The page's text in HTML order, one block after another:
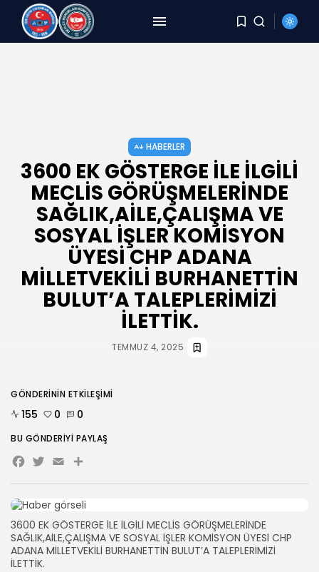
Yorgunluk,...
AĞUSTOS 6, 2026
HABERLER
DEMİREL: TÜİK Rakam Yazıyor,
Millet Bedel...
AĞUSTOS 4, 2026
HABERLER
YER DEĞİŞTİRME TALEBİ
KARŞILANMAYAN PERSONELE
BECAYİŞ...
AĞUSTOS 3, 2026
HABERLER
ANKARA 2. NOLU ŞUBESİ 1.
BIZI TAKIP
HABERLER
3600 EK GÖSTERGE İLE İLGİLİ
MECLİS GÖRÜŞMELERİNDE
SAĞLIK,AİLE,ÇALIŞMA VE
SOSYAL İŞLER KOMİSYON
ÜYESİ CHP ADANA
MİLLETVEKİLİ BURHANETTİN
BULUT’A TALEPLERİMİZİ
İLETTİK.
TEMMUZ 4, 2025
3600 EK GÖSTERGE İLE İLGİLİ MECLİS GÖRÜŞMELERİNDE
SAĞLIK,AİLE,ÇALIŞMA VE SOSYAL İŞLER KOMİSYON ÜYESİ CHP
ADANA MİLLETVEKİLİ BURHANETTİN BULUT’A TALEPLERİMİZİ
İLETTİK.
GÖNDERININ ETKILEŞIMI
155 0 0
BU GÖNDERIYI PAYLAŞ
Facebook
Twitter
EmailShare